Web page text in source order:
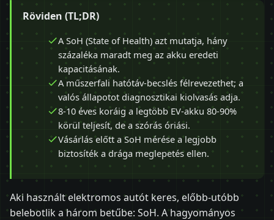
Röviden (TL;DR)
A SoH (State of Health) azt mutatja, hány
százaléka maradt meg az akku eredeti
kapacitásának.
A műszerfali hatótáv-becslés félrevezethet; a
valós állapotot diagnosztikai kiolvasás adja.
8-10 éves koráig a legtöbb EV-akku 80-90%
körül teljesít, de a szórás óriási.
Vásárlás előtt a SoH mérése a legjobb
biztosíték a drága meglepetés ellen.
Aki használt elektromos autót keres, előbb-utóbb
belebotlik a három betűbe: SoH. A hagyományos